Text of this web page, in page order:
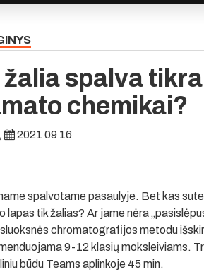
spalva
chemikai?
, 2021 09 16
spalvotame pasaulyje. Bet kas
lapas tik žalias? Ar jame nėra
chromatografijos metodu
9-12 klasių moksleiviams.
būdu Teams aplinkoje 45 min.